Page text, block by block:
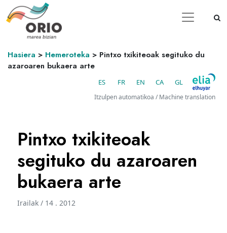
Hasiera > Hemeroteka > Pintxo txikiteoak segituko du
azaroaren bukaera arte
ES FR EN CA GL
Itzulpen automatikoa / Machine translation
Pintxo txikiteoak
segituko du azaroaren
bukaera arte
Irailak / 14 . 2012